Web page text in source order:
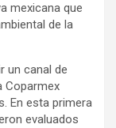
mexicana que
de la
un canal de
Coparmex
En esta primera
evaluados